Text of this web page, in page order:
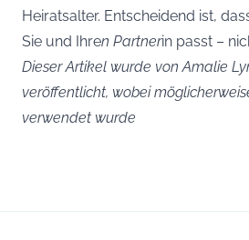
Heiratsalter. Entscheidend ist,
Sie und Ihren Partnerin passt –
Dieser Artikel wurde von Amalie
veröffentlicht, wobei
verwendet wurde